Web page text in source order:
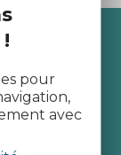
pour
avec
des